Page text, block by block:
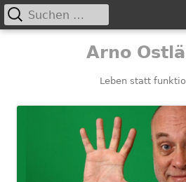
Arno
Leben statt
Primäres
Suchen
nach: